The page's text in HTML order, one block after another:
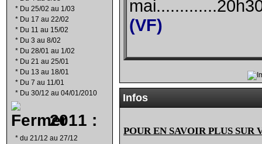
* Du 25/02 au 1/03
* Du 17 au 22/02
* Du 11 au 15/02
* Du 3 au 8/02
* Du 28/01 au 1/02
* Du 21 au 25/01
* Du 13 au 18/01
* Du 7 au 11/01
* Du 30/12 au 04/01/2010
2011 :
* du 21/12 au 27/12
(VF)
Infos
POUR EN SAVOIR PLUS SUR